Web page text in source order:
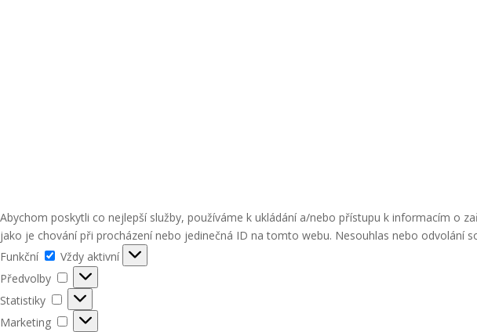
Abychom poskytli co nejlepší služby, používáme k ukládání a/nebo přístupu k informacím o
jako je chování při procházení nebo jedinečná ID na tomto webu. Nesouhlas nebo odvolání
Funkční
Funkční
Vždy aktivní
Předvolby
Předvolby
Statistiky
Statistiky
Marketing
Marketing